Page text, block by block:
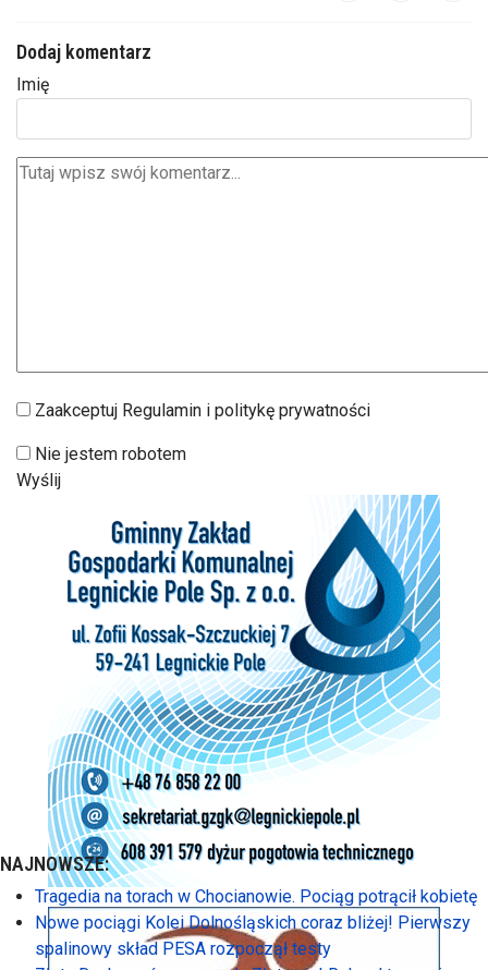
Dodaj komentarz
Imię
Zaakceptuj Regulamin i politykę prywatności
Nie jestem robotem
Wyślij
NAJNOWSZE:
Tragedia na torach w Chocianowie. Pociąg potrącił kobietę
Nowe pociągi Kolei Dolnośląskich coraz bliżej! Pierwszy
spalinowy skład PESA rozpoczął testy